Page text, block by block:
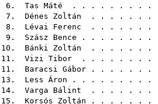
6. Tas Máté . . . . . . . . .
7. Dénes Zoltán . . . . . . .
8. Lévai Ferenc . . . . . . .
9. Szász Bence . . . . . . . .
10. Bánki Zoltán . . . . . . .
11. Vizi Tibor . . . . . . . .
11. Baracsi Gábor . . . . . . .
13. Less Áron . . . . . . . . .
14. Varga Bálint . . . . . . .
15. Korsós Zoltán . . . . . . .